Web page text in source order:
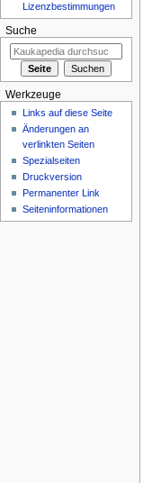
Lizenzbestimmungen
Suche
Werkzeuge
Links auf diese Seite
Änderungen an
verlinkten Seiten
Spezialseiten
Druckversion
Permanenter Link
Seiten­informationen